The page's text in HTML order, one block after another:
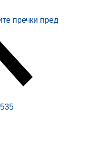
пречки пред